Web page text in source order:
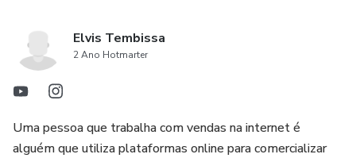
Elvis Tembissa
2 Ano Hotmarter
Uma pessoa que trabalha com vendas na internet é
alguém que utiliza plataformas online para comercializar